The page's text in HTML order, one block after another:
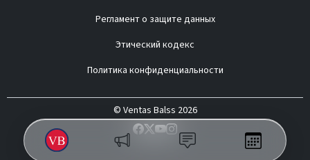
Регламент о защите данных
Этический кодекс
Политика конфиденциальности
© Ventas Balss 2026